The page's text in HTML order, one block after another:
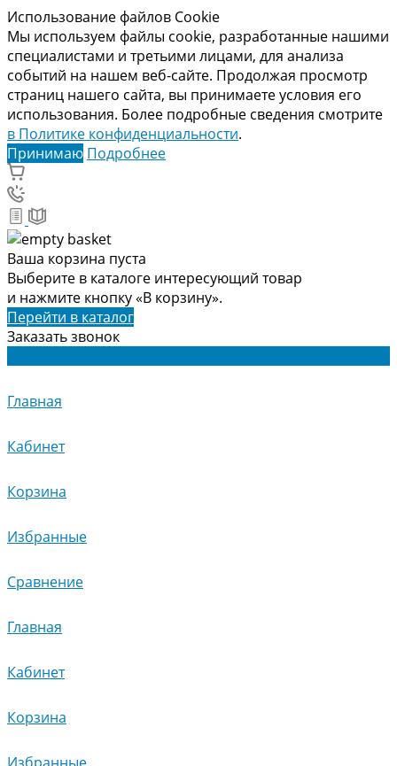
Использование файлов Cookie
Мы используем файлы cookie, разработанные нашими
специалистами и третьими лицами, для анализа
событий на нашем веб-сайте. Продолжая просмотр
страниц нашего сайта, вы принимаете условия его
использования. Более подробные сведения смотрите
в Политике конфиденциальности.
Принимаю Подробнее
Ваша корзина пуста
Выберите в каталоге интересующий товар
и нажмите кнопку «В корзину».
Перейти в каталог
Заказать звонок
Главная
Кабинет
Корзина
Избранные
Сравнение
Главная
Кабинет
Корзина